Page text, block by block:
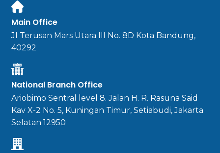
Main Office
Jl Terusan Mars Utara III No. 8D Kota Bandung,
40292
National Branch Office
Ariobimo Sentral level 8. Jalan H. R. Rasuna Said
Kav X-2 No. 5, Kuningan Timur, Setiabudi, Jakarta
Selatan 12950